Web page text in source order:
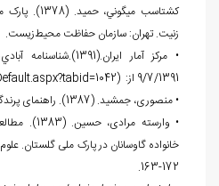
كشتاسب ميگوني، حميد. (1378). پارک ملی گلستان: ذخيره
زنيت. تهران: سازمان حفاظت محیطزیست.
• مرکز آمار ایران.(1391).شناسنامه آبادي
9/7/1391 از: (
• منصوری، جمشید. (1387). راهنمای پرندگان ایران. تهران: کتاب فرزانه.
• وارسته
172-163.